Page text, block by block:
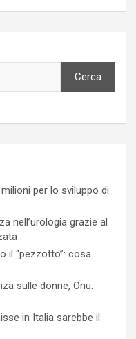
Cerca
per lo sviluppo di
nell’urologia grazie al
il “pezzotto”: cosa
sulle donne, Onu:
in Italia sarebbe il